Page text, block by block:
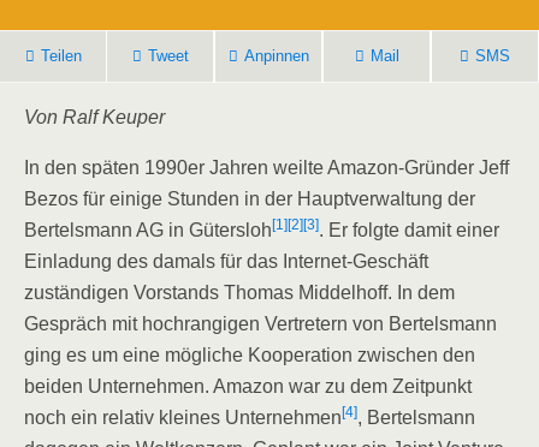
Teilen Tweet Anpinnen Mail SMS
Von Ralf Keuper
In den späten 1990er Jahren weilte Amazon-Gründer Jeff
Bezos für einige Stunden in der Hauptverwaltung der
Bertelsmann AG in Gütersloh[1][2][3]. Er folgte damit einer
Einladung des damals für das Internet-Geschäft
zuständigen Vorstands Thomas Middelhoff. In dem
Gespräch mit hochrangigen Vertretern von Bertelsmann
ging es um eine mögliche Kooperation zwischen den
beiden Unternehmen. Amazon war zu dem Zeitpunkt
noch ein relativ kleines Unternehmen[4], Bertelsmann